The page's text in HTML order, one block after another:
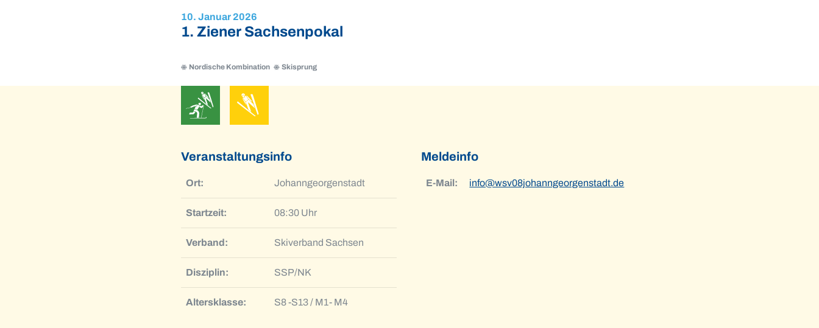
10. Januar 2026
1. Ziener Sachsenpokal
Nordische Kombination Skisprung
Nordische
Nordische
Kombination
Skisprung
Veranstaltungsinfo
Ort: Johanngeorgenstadt
Startzeit: 08:30 Uhr
Verband: Skiverband Sachsen
Disziplin: SSP/NK
Altersklasse: S8 -S13 / M1- M4
Meldeinfo
E-Mail: info@wsv08johanngeorgenstadt.de